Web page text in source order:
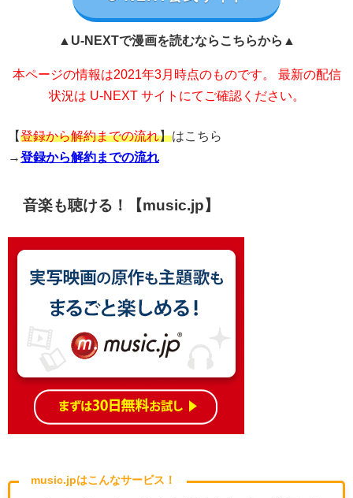
▲U-NEXTで漫画を読むならこちらから▲
本ページの情報は2021年3月時点のものです。 最新の配信
状況は U-NEXT サイトにてご確認ください。
【登録から解約までの流れ】はこちら
→登録から解約までの流れ
音楽も聴ける！【music.jp】
music.jpはこんなサービス！